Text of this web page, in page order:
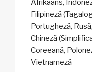
y
Li
n
k
Afrikaans
Filipineză
Portugheză Rusă
Chineză
Coreeană
Vietnameză